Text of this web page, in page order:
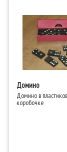
Домино
Домино в
коробочке